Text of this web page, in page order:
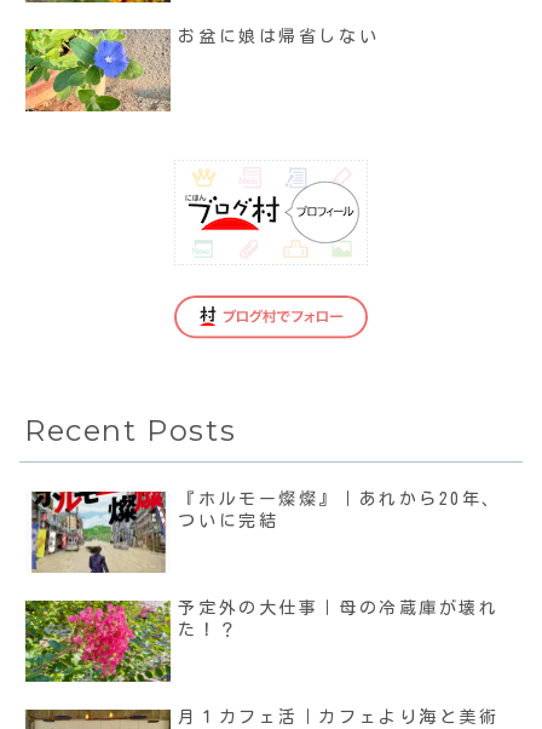
お盆に娘は帰省しない
Recent Posts
『ホルモー燦燦』｜あれから20年、
ついに完結
予定外の大仕事｜母の冷蔵庫が壊れ
た！？
月１カフェ活｜カフェより海と美術